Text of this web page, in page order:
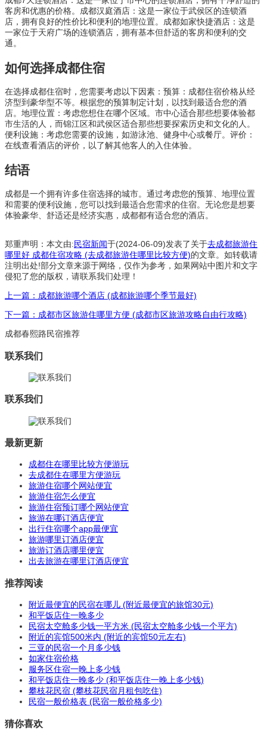
客房和优惠的价格。成都汉庭酒店：这是一家位于武侯区的连锁酒
店，拥有良好的性价比和便利的地理位置。成都如家快捷酒店：这是
一家位于天府广场的连锁酒店，拥有基本但舒适的客房和便利的交
通。
如何选择成都住宿
在选择成都住宿时，您需要考虑以下因素：预算：成都住宿价格从经
济型到豪华型不等。根据您的预算制定计划，以找到最适合您的酒
店。地理位置：考虑您想住在哪个区域。市中心适合那些想要体验都
市生活的人，而锦江区和武侯区适合那些想要探索历史和文化的人。
便利设施：考虑您需要的设施，如游泳池、健身中心或餐厅。评价：
在线查看酒店的评价，以了解其他客人的入住体验。
结语
成都是一个拥有许多住宿选择的城市。通过考虑您的预算、地理位置
和需要的便利设施，您可以找到最适合您需求的住宿。无论您是想要
体验豪华、舒适还是经济实惠，成都都有适合您的酒店。
郑重声明：本文由:民宿新闻于(2024-06-09)发表了关于去成都旅游住
哪里好 成都住宿攻略 (去成都旅游住哪里比较方便)的文章。如转载请
注明出处!部分文章来源于网络，仅作为参考，如果网站中图片和文字
侵犯了您的版权，请联系我们处理！
上一篇：成都旅游哪个酒店 (成都旅游哪个季节最好)
下一篇：成都市区旅游住哪里方便 (成都市区旅游攻略自由行攻略)
成都春熙路民宿推荐
联系我们
联系我们
最新更新
成都住在哪里比较方便游玩
去成都住在哪里方便游玩
旅游住宿哪个网站便宜
旅游住宿怎么便宜
旅游住宿预订哪个网站便宜
旅游在哪订酒店便宜
出行住宿哪个app最便宜
旅游哪里订酒店便宜
旅游订酒店哪里便宜
出去旅游在哪里订酒店便宜
推荐阅读
附近最便宜的民宿在哪儿 (附近最便宜的旅馆30元)
和平饭店住一晚多少
民宿太空舱多少钱一平方米 (民宿太空舱多少钱一个平方)
附近的宾馆500米内 (附近的宾馆50元左右)
三亚的民宿一个月多少钱
如家住宿价格
服务区住宿一晚上多少钱
和平饭店住一晚多少 (和平饭店住一晚上多少钱)
攀枝花民宿 (攀枝花民宿月租包吃住)
民宿一般价格表 (民宿一般价格多少)
猜你喜欢